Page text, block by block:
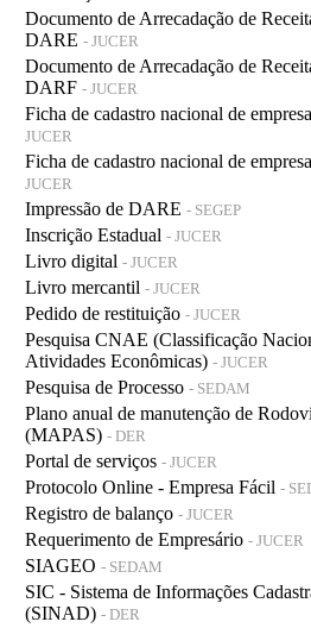
Documento de Arrecadação de
DARE - JUCER
Documento de Arrecadação de
DARF - JUCER
Ficha de cadastro nacional de
JUCER
Ficha de cadastro nacional de
JUCER
Impressão de DARE - SEGEP
Inscrição Estadual - JUCER
Livro digital - JUCER
Livro mercantil - JUCER
Pedido de restituição - JUCER
Pesquisa CNAE (Classificação
Atividades Econômicas) - JUCER
Pesquisa de Processo - SEDAM
Plano anual de manutenção de
(MAPAS) - DER
Portal de serviços - JUCER
Protocolo Online - Empresa Fácil -
Registro de balanço - JUCER
Requerimento de Empresário - JUCER
SIAGEO - SEDAM
SIC - Sistema de Informações
(SINAD) - DER